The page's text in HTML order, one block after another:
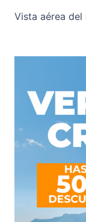
Vista aérea